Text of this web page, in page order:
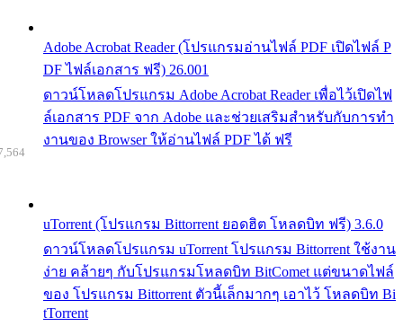
Adobe Acrobat Reader (โปรแกรมอ่านไฟล์ PDF เปิดไฟล์ P
DF ไฟล์เอกสาร ฟรี) 26.001
ดาวน์โหลดโปรแกรม Adobe Acrobat Reader เพื่อไว้เปิดไฟ
ล์เอกสาร PDF จาก Adobe และช่วยเสริมสำหรับกับการทำ
งานของ Browser ให้อ่านไฟล์ PDF ได้ ฟรี
uTorrent (โปรแกรม Bittorrent ยอดฮิต โหลดบิท ฟรี) 3.6.0
ดาวน์โหลดโปรแกรม uTorrent โปรแกรม Bittorrent ใช้งาน
ง่าย คล้ายๆ กับโปรแกรมโหลดบิท BitComet แต่ขนาดไฟล์
ของ โปรแกรม Bittorrent ตัวนี้เล็กมากๆ เอาไว้ โหลดบิท Bi
tTorrent